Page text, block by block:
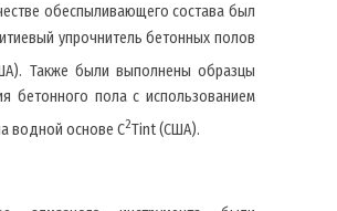
обеспыливающего состава был
упрочнитель бетонных полов
Также были выполнены образцы
бетонного пола с использованием
водной основе C2Tint (США).